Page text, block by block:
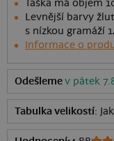
Taška má objem
Levnější barvy
s nízkou gramáží
Informace o
Odešlemev pátek
Tabulka velikostí: